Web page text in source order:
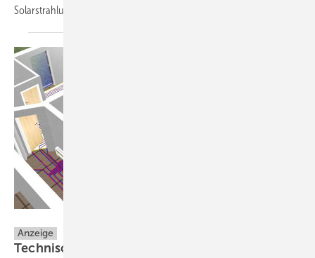
Solarstrahlung auf eine horizontale Fläche lässt sich
Anzeige
Technisches Handwerkerpaket für smarte